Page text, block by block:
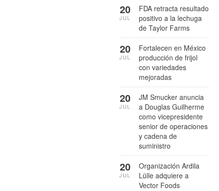
FDA retracta resultado
positivo a la lechuga
de Taylor Farms
20
JUL
Fortalecen en México
producción de frijol
con variedades
mejoradas
20
JUL
JM Smucker anuncia
a Douglas Guilherme
como vicepresidente
senior de operaciones
y cadena de
suministro
20
JUL
Organización Ardila
Lülle adquiere a
Vector Foods
20
JUL